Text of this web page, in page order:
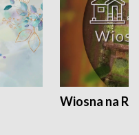
Wiosna na